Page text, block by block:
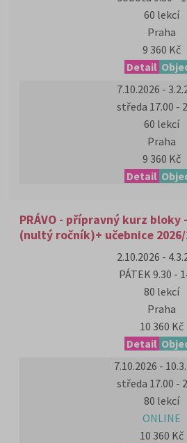
60 lekcí
Praha
9 360 Kč
Detail
7.10.2026 -
středa 17.00 -
60 lekcí
Praha
9 360 Kč
Detail
PRÁVO - přípravný kurz bloky -
(nultý ročník)+ učebnice
2.10.2026 -
PÁTEK 9.30 -
80 lekcí
Praha
10 360 Kč
Detail
7.10.2026 -
středa 17.00 -
80 lekcí
ONLINE
10 360 Kč